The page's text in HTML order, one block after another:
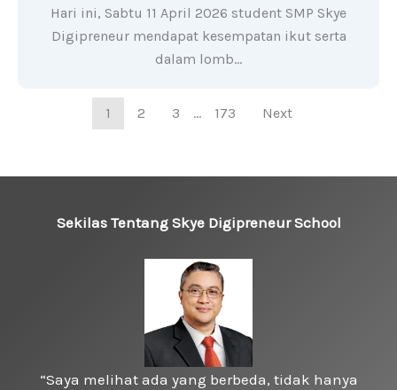
Hari ini, Sabtu 11 April 2026 student SMP Skye
Digipreneur mendapat kesempatan ikut serta
dalam lomb…
1 2 3 … 173 Next
Sekilas Tentang Skye Digipreneur School
“Saya melihat ada yang berbeda, tidak hanya